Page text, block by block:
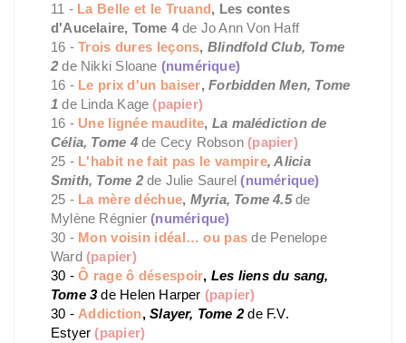
11 - La Belle et le Truand, Les contes
d'Aucelaire, Tome 4de Jo Ann Von Haff
16 -Trois dures leçons, Blindfold Club, Tome
2 de Nikki Sloane (numérique)
16 - Le prix d'un baiser,Forbidden Men, Tome
1 de Linda Kage (papier)
16 - Une lignée maudite, La malédiction de
Célia, Tome 4de Cecy Robson (papier)
25 - L'habit ne fait pas le vampire, Alicia
Smith, Tome 2 de Julie Saurel(numérique)
25 - La mère déchue, Myria, Tome 4.5de
Mylène Régnier(numérique)
30 - Mon voisin idéal… ou pas de Penelope
Ward (papier)
30 -Ô rage ô désespoir, Les liens du sang,
Tome 3de Helen Harper (papier)
30 - Addiction,Slayer, Tome 2de F.V.
Estyer (papier)